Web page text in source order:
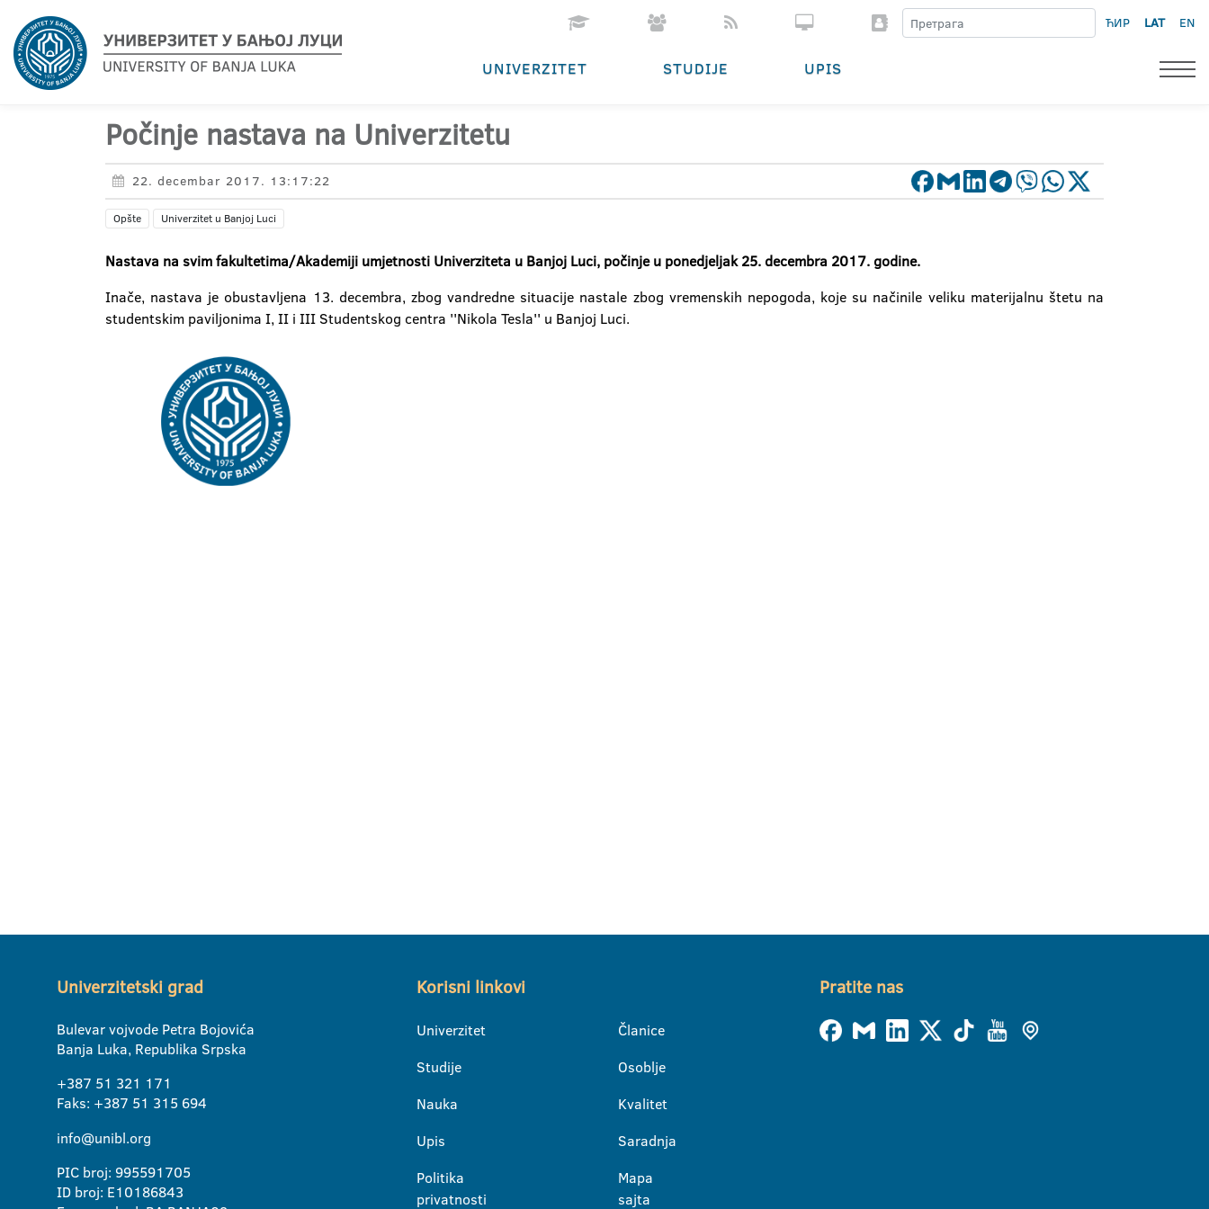
ЋИР LAT EN
UNIVERZITET STUDIJE UPIS
Počinje nastava na Univerzitetu
22. decembar 2017. 13:17:22
Opšte Univerzitet u Banjoj Luci
Nastava na svim fakultetima/Akademiji umjetnosti Univerziteta u Banjoj Luci, počinje u ponedjeljak 25. decembra 2017. godine.
Inače, nastava je obustavljena 13. decembra, zbog vandredne situacije nastale zbog vremenskih nepogoda, koje su načinile veliku materijalnu štetu na
studentskim paviljonima I, II i III Studentskog centra ''Nikola Tesla'' u Banjoj Luci.
Univerzitetski grad
Bulevar vojvode Petra Bojovića
Banja Luka, Republika Srpska
+387 51 321 171
Faks: +387 51 315 694
info@unibl.org
PIC broj: 995591705
ID broj: E10186843
Korisni linkovi
Univerzitet
Studije
Nauka
Upis
Politika
privatnosti
Članice
Osoblje
Kvalitet
Saradnja
Mapa
sajta
Pratite nas